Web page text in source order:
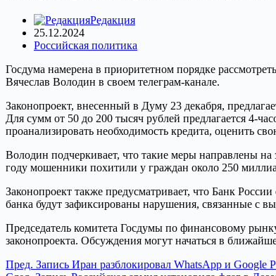
Редакция
25.12.2024
Российская политика
Госдума намерена в приоритетном порядке
Вячеслав Володин в своем телеграм-канале.
Законопроект, внесенный в Думу 23 декабря,
Для сумм от 50 до 200 тысяч рублей предлагается 4-
проанализировать необходимость кредита, оценить
Володин подчеркивает, что такие меры направлены
году мошенники похитили у граждан около 250
Законопроект также предусматривает, что Банк
банка будут зафиксированы нарушения, связанные с
Председатель комитета Госдумы по финансовому
законопроекта. Обсуждения могут начаться в
Пред. Запись Иран разблокировал WhatsApp и Google